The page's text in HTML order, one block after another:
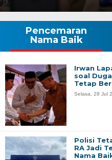
Pencemaran
Nama Baik
Irwan
soal
Tetap
Selasa, 28 Jul
Polisi
RA Jadi
Nama